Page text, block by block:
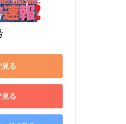
る
る